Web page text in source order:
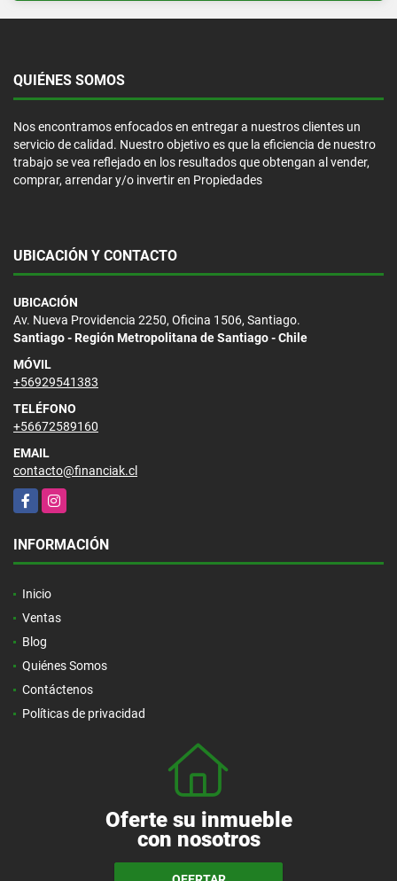
QUIÉNES SOMOS
Nos encontramos enfocados en entregar a nuestros clientes un
servicio de calidad. Nuestro objetivo es que la eficiencia de nuestro
trabajo se vea reflejado en los resultados que obtengan al vender,
comprar, arrendar y/o invertir en Propiedades
UBICACIÓN Y CONTACTO
UBICACIÓN
Av. Nueva Providencia 2250, Oficina 1506, Santiago.
Santiago - Región Metropolitana de Santiago - Chile
MÓVIL
+56929541383
TELÉFONO
+56672589160
EMAIL
contacto@financiak.cl
FacebookInstagram
INFORMACIÓN
Inicio
Ventas
Blog
Quiénes Somos
Contáctenos
Políticas de privacidad
Oferte su inmueble
con nosotros